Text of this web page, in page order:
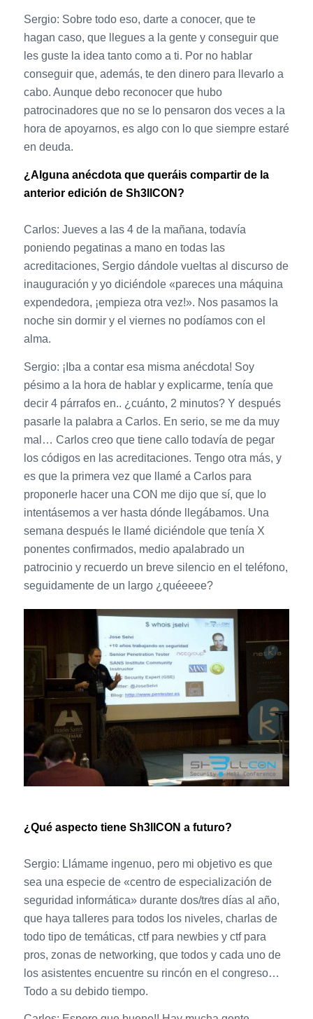
Sergio: Sobre todo eso, darte a conocer, que te
hagan caso, que llegues a la gente y conseguir que
les guste la idea tanto como a ti. Por no hablar
conseguir que, además, te den dinero para llevarlo a
cabo. Aunque debo reconocer que hubo
patrocinadores que no se lo pensaron dos veces a la
hora de apoyarnos, es algo con lo que siempre estaré
en deuda.
¿Alguna anécdota que queráis compartir de la
anterior edición de Sh3llCON?
Carlos: Jueves a las 4 de la mañana, todavía
poniendo pegatinas a mano en todas las
acreditaciones, Sergio dándole vueltas al discurso de
inauguración y yo diciéndole «pareces una máquina
expendedora, ¡empieza otra vez!». Nos pasamos la
noche sin dormir y el viernes no podíamos con el
alma.
Sergio: ¡Iba a contar esa misma anécdota! Soy
pésimo a la hora de hablar y explicarme, tenía que
decir 4 párrafos en.. ¿cuánto, 2 minutos? Y después
pasarle la palabra a Carlos. En serio, se me da muy
mal… Carlos creo que tiene callo todavía de pegar
los códigos en las acreditaciones. Tengo otra más, y
es que la primera vez que llamé a Carlos para
proponerle hacer una CON me dijo que sí, que lo
intentásemos a ver hasta dónde llegábamos. Una
semana después le llamé diciéndole que tenía X
ponentes confirmados, medio apalabrado un
patrocinio y recuerdo un breve silencio en el teléfono,
seguidamente de un largo ¿quéeeee?
¿Qué aspecto tiene Sh3llCON a futuro?
Sergio: Llámame ingenuo, pero mi objetivo es que
sea una especie de «centro de especialización de
seguridad informática» durante dos/tres días al año,
que haya talleres para todos los niveles, charlas de
todo tipo de temáticas, ctf para newbies y ctf para
pros, zonas de networking, que todos y cada uno de
los asistentes encuentre su rincón en el congreso…
Todo a su debido tiempo.